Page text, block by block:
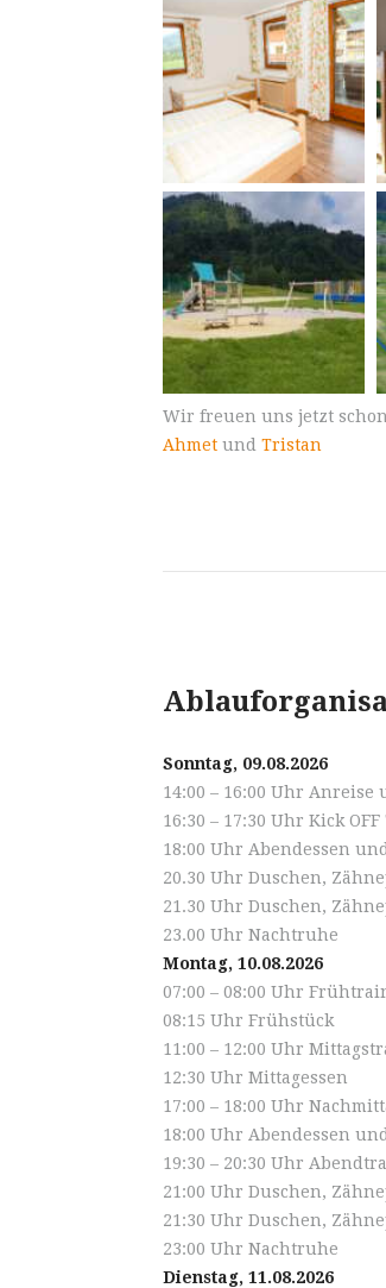
Wir freuen uns jetzt
Ahmet und Tristan
Sonntag, 09.08.2026
14:00 – 16:00 Uhr
16:30 – 17:30 Uhr Kick
18:00 Uhr Abendessen
20.30 Uhr Duschen,
21.30 Uhr Duschen,
23.00 Uhr Nachtruhe
Montag, 10.08.2026
07:00 – 08:00 Uhr
08:15 Uhr Frühstück
11:00 – 12:00 Uhr
12:30 Uhr Mittagessen
17:00 – 18:00 Uhr
18:00 Uhr Abendessen
19:30 – 20:30 Uhr
21:00 Uhr Duschen,
21:30 Uhr Duschen,
23:00 Uhr Nachtruhe
Dienstag, 11.08.2026